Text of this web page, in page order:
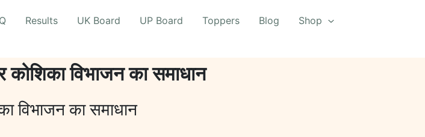
Results UK Board UP Board Toppers Blog
Shop
विभाजन का समाधान
विभाजन का समाधान